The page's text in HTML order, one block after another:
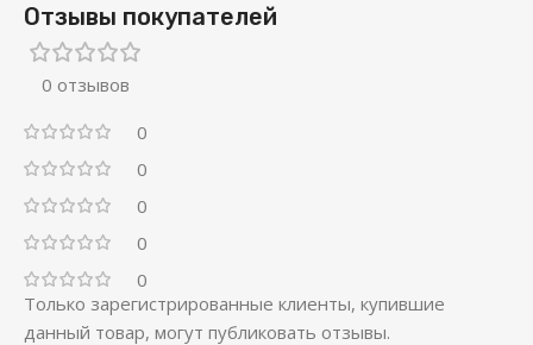
Отзывы покупателей
0 отзывов
0
0
0
0
0
Только зарегистрированные клиенты, купившие
данный товар, могут публиковать отзывы.